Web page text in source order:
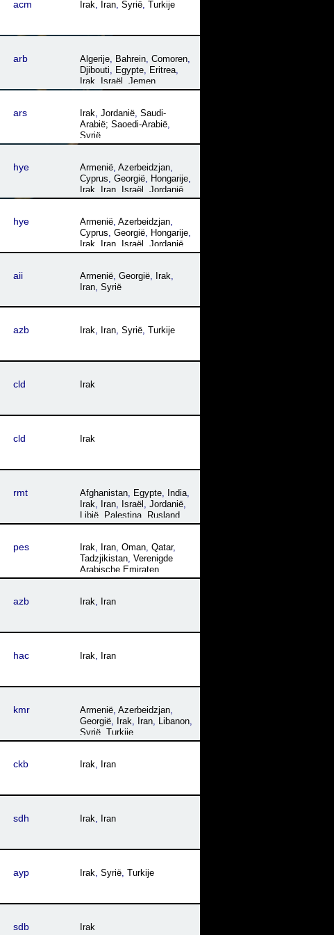
Irak, Iran, Syrië, Turkije
acm
Algerije, Bahrein, Comoren,
Djibouti, Egypte, Eritrea,
Irak
Israël Jemen,
Jordanië,Koeweit,Libanon,
Oman,Qatar,Saudi-Arabië;
Saoedi-Arabië,Somalië
Sudan; Soedan
Tanzania,Tsjaad,Tunesië,
Emiraten ,Westelijke
Sahara
arb
Irak, Jordanië, Saudi-
Arabië; Saoedi-Arabië,
Syrië
ars
Armenië, Azerbeidzjan,
Cyprus, Georgië, Hongarije,
Irak
Iran, Israël Jordanië,
Libanon,Oekraïne,
hye
Armenië, Azerbeidzjan,
Cyprus, Georgië, Hongarije,
Irak
Iran, Israël Jordanië,
Libanon,Oekraïne,
hye
Armenië, Georgië, Irak,
Iran, Syrië
aii
Irak, Iran, Syrië, Turkije
azb
Irak
cld
Irak
cld
Afghanistan, Egypte, India,
Irak, Iran, Israël , Jordanië,
Libië, Palestina, Rusland,
Sudan; Soedan,Syrië,
rmt
Irak, Iran, Oman, Qatar,
Tadzjikistan, Verenigde
Arabische Emiraten
pes
Irak, Iran
azb
Irak, Iran
hac
Armenië, Azerbeidzjan,
Georgië, Irak, Iran, Libanon,
Syrië, Turkije,
Turkmenistan
kmr
Irak, Iran
ckb
Irak, Iran
sdh
Irak, Syrië, Turkije
ayp
Irak
sdb